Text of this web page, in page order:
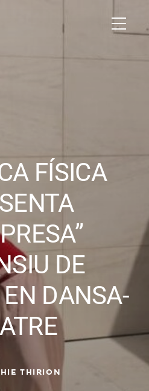
FÍSICA
DE
DANSA-
THIRION